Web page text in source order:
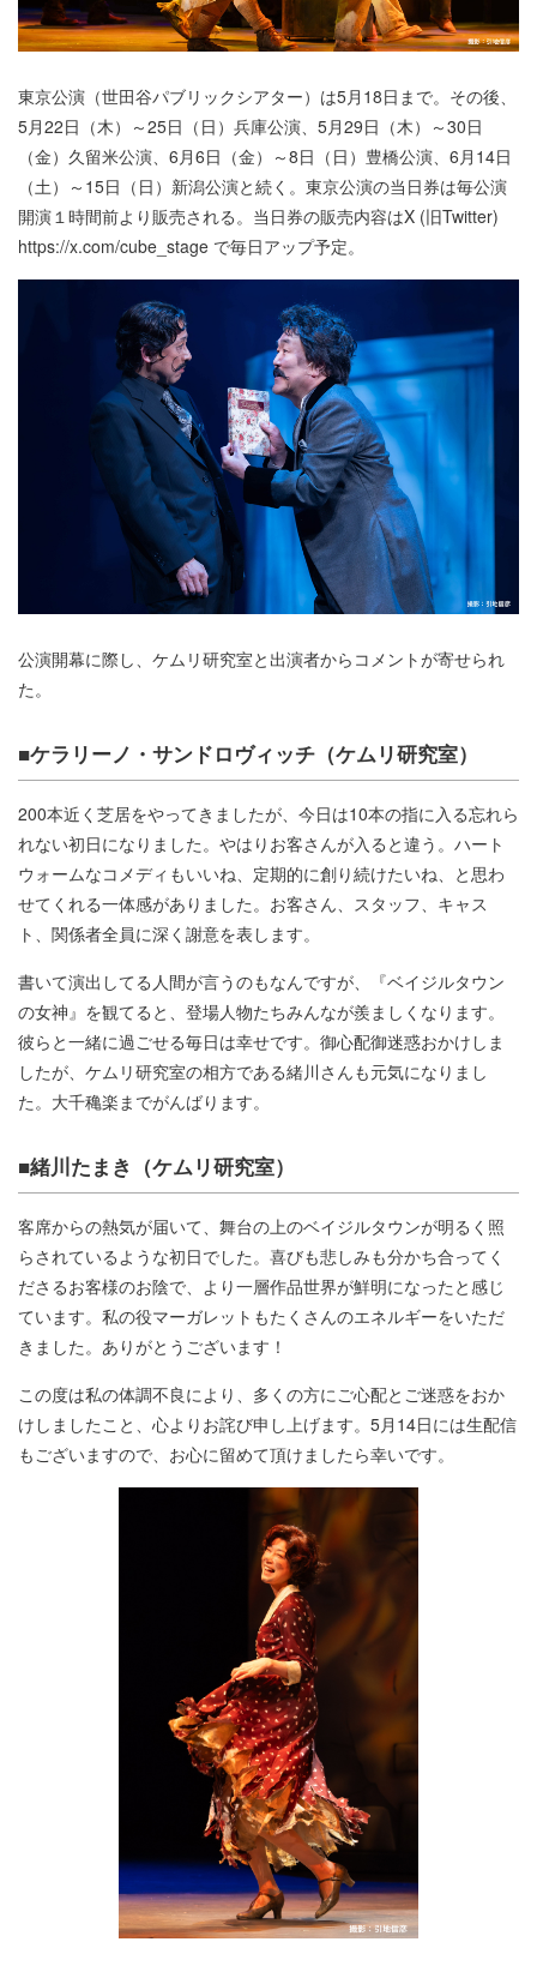
東京公演（世田谷パブリックシアター）は5月18日まで。その後、
5月22日（木）～25日（日）兵庫公演、5月29日（木）～30日
（金）久留米公演、6月6日（金）～8日（日）豊橋公演、6月14日
（土）～15日（日）新潟公演と続く。東京公演の当日券は毎公演
開演１時間前より販売される。当日券の販売内容はX (旧Twitter)
https://x.com/cube_stage で毎日アップ予定。
公演開幕に際し、ケムリ研究室と出演者からコメントが寄せられ
た。
■ケラリーノ・サンドロヴィッチ（ケムリ研究室）
200本近く芝居をやってきましたが、今日は10本の指に入る忘れら
れない初日になりました。やはりお客さんが入ると違う。ハート
ウォームなコメディもいいね、定期的に創り続けたいね、と思わ
せてくれる一体感がありました。お客さん、スタッフ、キャス
ト、関係者全員に深く謝意を表します。
書いて演出してる人間が言うのもなんですが、『ベイジルタウン
の女神』を観てると、登場人物たちみんなが羨ましくなります。
彼らと一緒に過ごせる毎日は幸せです。御心配御迷惑おかけしま
したが、ケムリ研究室の相方である緒川さんも元気になりまし
た。大千穐楽までがんばります。
■緒川たまき（ケムリ研究室）
客席からの熱気が届いて、舞台の上のベイジルタウンが明るく照
らされているような初日でした。喜びも悲しみも分かち合ってく
ださるお客様のお陰で、より一層作品世界が鮮明になったと感じ
ています。私の役マーガレットもたくさんのエネルギーをいただ
きました。ありがとうございます！
この度は私の体調不良により、多くの方にご心配とご迷惑をおか
けしましたこと、心よりお詫び申し上げます。5月14日には生配信
もございますので、お心に留めて頂けましたら幸いです。